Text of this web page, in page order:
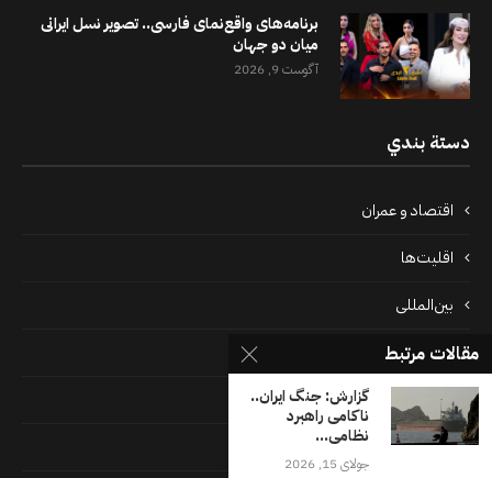
برنامه‌های واقع‌نمای فارسی.. تصویر نسل ایرانی
میان دو جهان
آگوست 9, 2026
دستة بندي
اقتصاد و عمران
اقلیت‌ها
بین‌المللی
پرونده‌ها
جامعه
دسته بندی نشده
مقالات مرتبط
گزارش: جنگ ایران..
ناکامی راهبرد
نظامی...
جولای 15, 2026